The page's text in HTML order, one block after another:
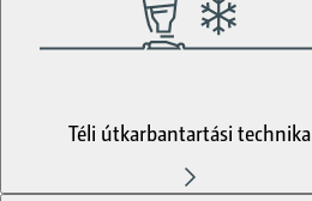
Téli útkarbantartási technika